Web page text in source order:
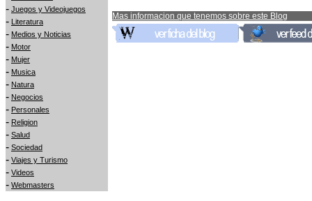
- Juegos y Videojuegos
- Literatura
- Medios y Noticias
- Motor
- Mujer
- Musica
- Natura
- Negocios
- Personales
- Religion
- Salud
- Sociedad
- Viajes y Turismo
- Videos
- Webmasters
Mas informacion que tenemos sobre este Blog